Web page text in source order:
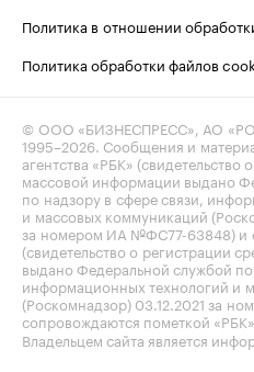
Политика в отношении
Политика обработки файлов
© ООО «БИЗНЕСПРЕСС», АО
1995–2026. Сообщения и
агентства «РБК» (свидетельство
массовой информации выдано
по надзору в сфере связи,
и массовых коммуникаций
за номером ИА №ФС77-63848) и
(свидетельство о регистрации
выдано Федеральной службой
информационных технологий и
(Роскомнадзор) 03.12.2021 за
сопровождаются пометкой
Владельцем сайта является